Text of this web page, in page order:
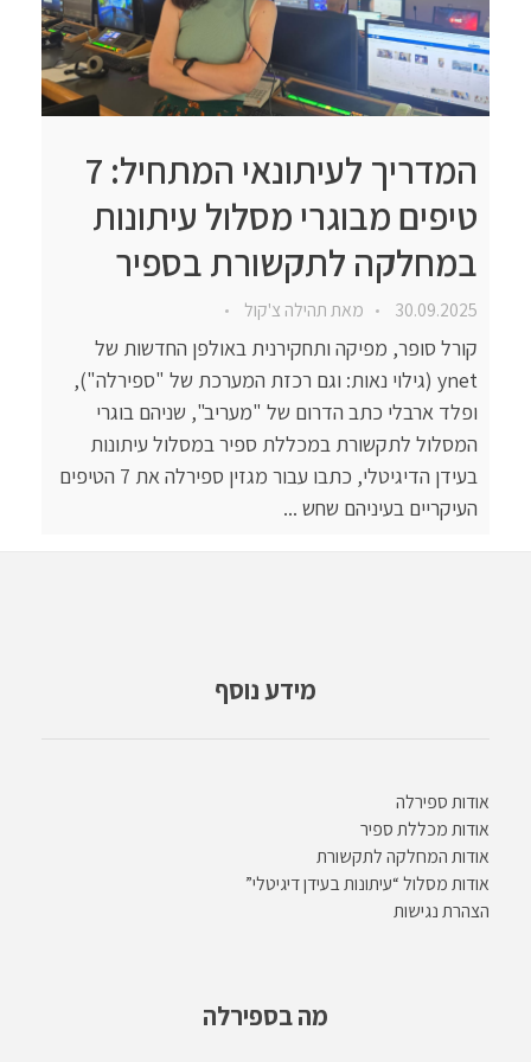
המדריך לעיתונאי המתחיל: 7
טיפים מבוגרי מסלול עיתונות
במחלקה לתקשורת בספיר
30.09.2025 מאתתהילה צ'קול
קורל סופר, מפיקה ותחקירנית באולפן החדשות של
ynet (גילוי נאות: וגם רכזת המערכת של "ספירלה"),
ופלד ארבלי כתב הדרום של "מעריב", שניהם בוגרי
המסלול לתקשורת במכללת ספיר במסלול עיתונות
בעידן הדיגיטלי, כתבו עבור מגזין ספירלה את 7 הטיפים
העיקריים בעיניהם שחש ...
מידע נוסף
אודות ספירלה
אודות מכללת ספיר
אודות המחלקה לתקשורת
אודות מסלול “עיתונות בעידן דיגיטלי”
הצהרת נגישות
מה בספירלה